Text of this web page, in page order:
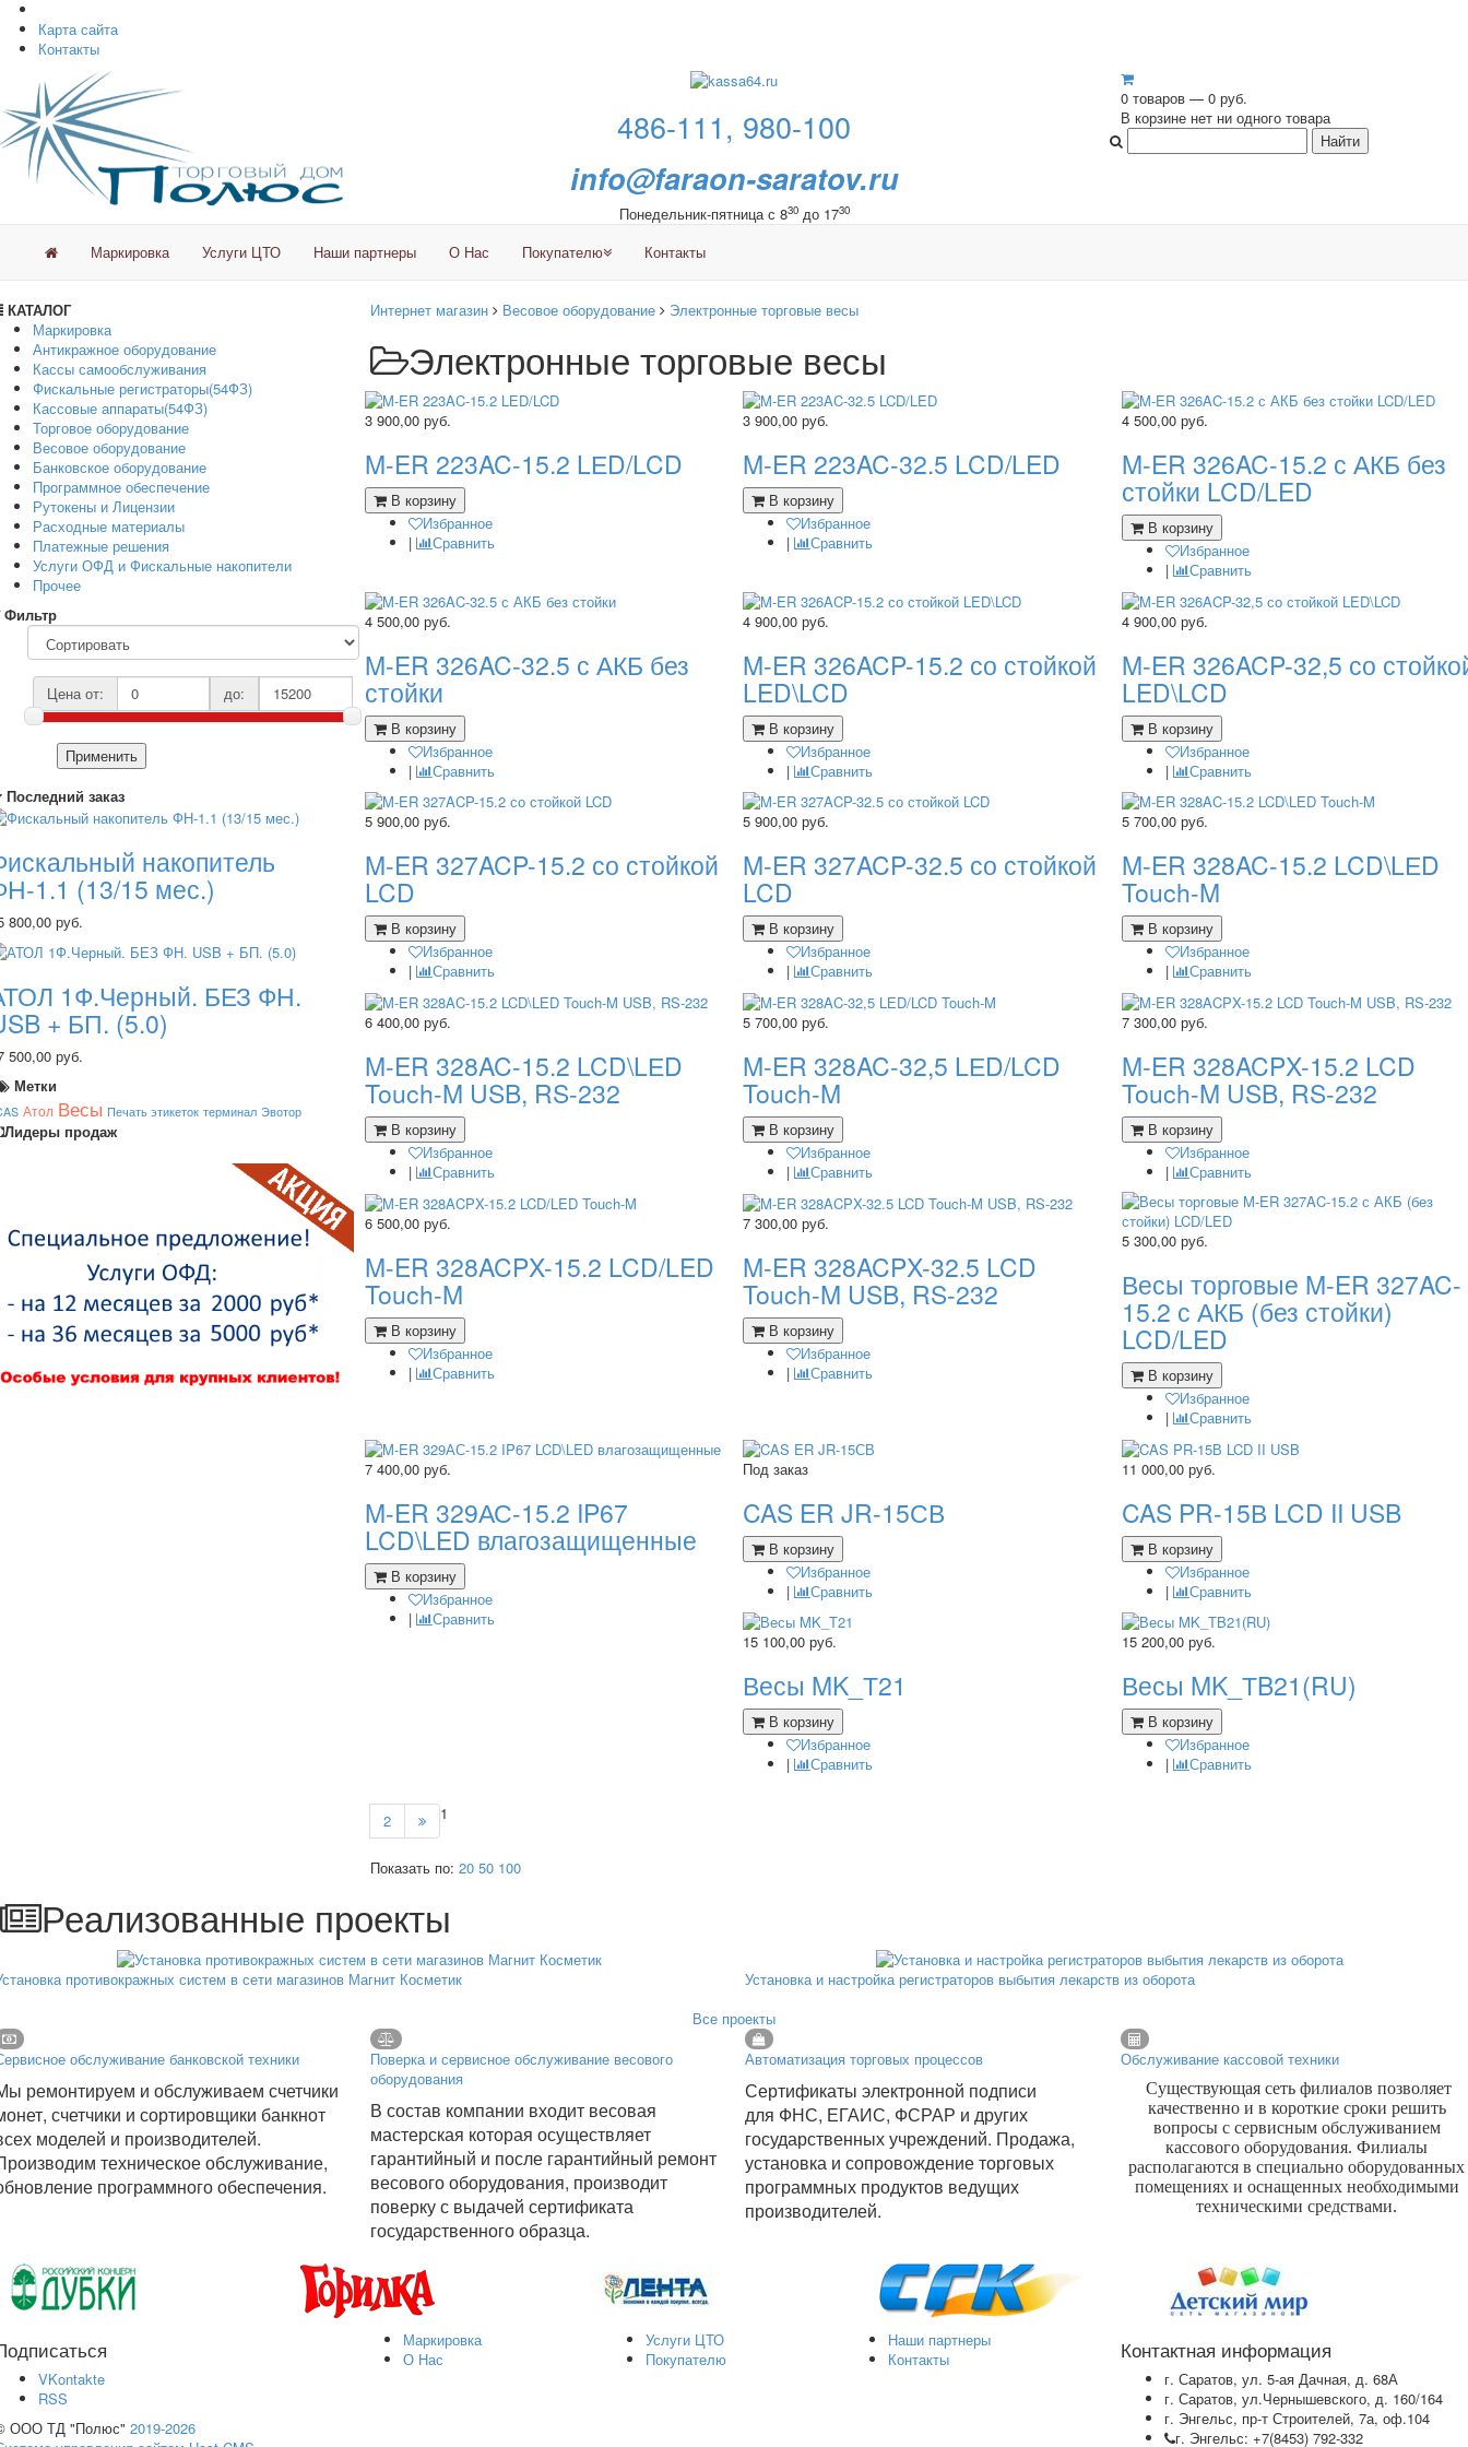
Карта сайта
Контакты
486-111, 980-100
info@faraon-saratov.ru
Понедельник-пятница с 830до 1730
0 товаров — 0 руб.
В корзине нет ни одного товара
Маркировка Услуги ЦТО Наши партнеры О Нас Покупателю Контакты
КАТАЛОГ
Маркировка
Антикражное оборудование
Кассы самообслуживания
Фискальные регистраторы(54ФЗ)
Кассовые аппараты(54ФЗ)
Торговое оборудование
Весовое оборудование
Банковское оборудование
Программное обеспечение
Рутокены и Лицензии
Расходные материалы
Платежные решения
Услуги ОФД и Фискальные накопители
Прочее
Фильтр
Цена от: до:
Применить
Последний заказ
накопитель
1.1 (13/15 мес.)
800,00 руб.
1Ф.Черный. БЕЗ ФН.
+ БП. (5.0)
500,00 руб.
Метки
Атол Весы Печать этикеток терминал Эвотор
Лидеры продаж
Интернет магазин Весовое оборудование Электронные торговые весы
Электронные торговые весы
3 900,00 руб.
M-ER 223AC-15.2 LЕD/LCD
В корзину
Избранное
|
Сравнить
3 900,00 руб.
M-ER 223AC-32.5 LCD/LED
В корзину
Избранное
|
Сравнить
4 500,00 руб.
M-ER 326AC-15.2 с АКБ без
стойки LCD/LED
В корзину
Избранное
|
Сравнить
4 500,00 руб.
M-ER 326AC-32.5 с АКБ без
стойки
В корзину
Избранное
|
Сравнить
4 900,00 руб.
M-ER 326ACP-15.2 со стойкой
LED\LCD
В корзину
Избранное
|
Сравнить
4 900,00 руб.
M-ER 326ACP-32,5 со
LED\LCD
В корзину
Избранное
|
Сравнить
5 900,00 руб.
M-ER 327ACP-15.2 со стойкой
LCD
В корзину
Избранное
|
Сравнить
5 900,00 руб.
M-ER 327ACP-32.5 со стойкой
LCD
В корзину
Избранное
|
Сравнить
5 700,00 руб.
M-ER 328AC-15.2 LCD\LЕD
Touch-M
В корзину
Избранное
|
Сравнить
6 400,00 руб.
M-ER 328AC-15.2 LCD\LЕD
Touch-M USB, RS-232
В корзину
Избранное
|
Сравнить
5 700,00 руб.
M-ER 328AC-32,5 LЕD/LCD
Touch-M
В корзину
Избранное
|
Сравнить
7 300,00 руб.
M-ER 328ACPX-15.2 LCD
Touch-M USB, RS-232
В корзину
Избранное
|
Сравнить
6 500,00 руб.
M-ER 328ACPX-15.2 LCD/LED
Touch-M
В корзину
Избранное
|
Сравнить
7 300,00 руб.
M-ER 328ACPX-32.5 LCD
Touch-M USB, RS-232
В корзину
Избранное
|
Сравнить
5 300,00 руб.
Весы торговые M-ER 327AC-
15.2 с АКБ (без стойки)
LCD/LED
В корзину
Избранное
|
Сравнить
7 400,00 руб.
M-ER 329АС-15.2 IP67
LCD\LED влагозащищенные
В корзину
Избранное
|
Сравнить
Под заказ
CAS ER JR-15СВ
В корзину
Избранное
|
Сравнить
11 000,00 руб.
CAS PR-15В LCD II USB
В корзину
Избранное
|
Сравнить
15 100,00 руб.
Весы MK_Т21
В корзину
Избранное
|
Сравнить
15 200,00 руб.
Весы MK_ТB21(RU)
В корзину
Избранное
|
Сравнить
1
2
Показать по: 20 50 100
Реализованные проекты
противокражных систем в сети магазинов Магнит Косметик
Установка и настройка регистраторов выбытия лекарств из оборота
Все проекты
обслуживание банковской техники
ремонтируем и обслуживаем счетчики
счетчики и сортировщики банкнот
моделей и производителей.
техническое обслуживание,
программного обеспечения.
Поверка и сервисное обслуживание весового
оборудования
В состав компании входит весовая
мастерская которая осуществляет
гарантийный и после гарантийный ремонт
весового оборудования, производит
поверку с выдачей сертификата
государственного образца.
Автоматизация торговых процессов
Сертификаты электронной подписи
для ФНС, ЕГАИС, ФСРАР и других
государственных учреждений. Продажа,
установка и сопровождение торговых
программных продуктов ведущих
производителей.
Обслуживание кассовой техники
Существующая сеть филиалов позволяет
качественно и в короткие сроки решить
вопросы с сервисным обслуживанием
кассового оборудования. Филиалы
располагаются в специально оборудованных
помещениях и оснащенных необходимыми
техническими средствами.
VKontakte
RSS
ООО ТД "Полюс" 2019-2026
Маркировка Услуги ЦТО
Наши партнеры
О Нас
Покупателю Контакты Контактная информация
г. Саратов, ул. 5-ая Дачная, д. 68А
г. Саратов, ул.Чернышевского, д. 160/164
г. Энгельс, пр-т Строителей, 7а, оф.104
г. Энгельс: +7(8453) 792-332